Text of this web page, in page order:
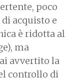
poco
acquisto e
è ridotta al
ma
avvertito la
controllo di